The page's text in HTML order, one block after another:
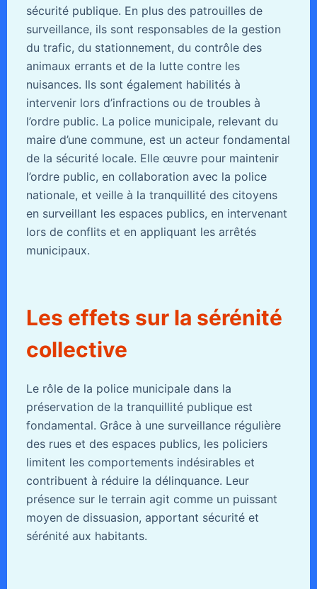
sécurité publique. En plus des patrouilles de
surveillance, ils sont responsables de la gestion
du trafic, du stationnement, du contrôle des
animaux errants et de la lutte contre les
nuisances. Ils sont également habilités à
intervenir lors d’infractions ou de troubles à
l’ordre public. La police municipale, relevant du
maire d’une commune, est un acteur fondamental
de la sécurité locale. Elle œuvre pour maintenir
l’ordre public, en collaboration avec la police
nationale, et veille à la tranquillité des citoyens
en surveillant les espaces publics, en intervenant
lors de conflits et en appliquant les arrêtés
municipaux.
Les effets sur la sérénité
collective
Le rôle de la police municipale dans la
préservation de la tranquillité publique est
fondamental. Grâce à une surveillance régulière
des rues et des espaces publics, les policiers
limitent les comportements indésirables et
contribuent à réduire la délinquance. Leur
présence sur le terrain agit comme un puissant
moyen de dissuasion, apportant sécurité et
sérénité aux habitants.